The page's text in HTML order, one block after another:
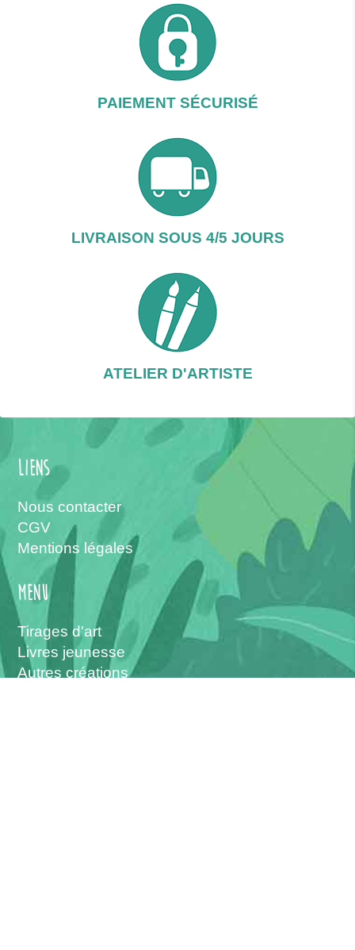
PAIEMENT SÉCURISÉ
LIVRAISON SOUS 4/5 JOURS
ATELIER D'ARTISTE
Liens
Nous contacter
CGV
Mentions légales
menu
Tirages d'art
Livres jeunesse
Autres créations